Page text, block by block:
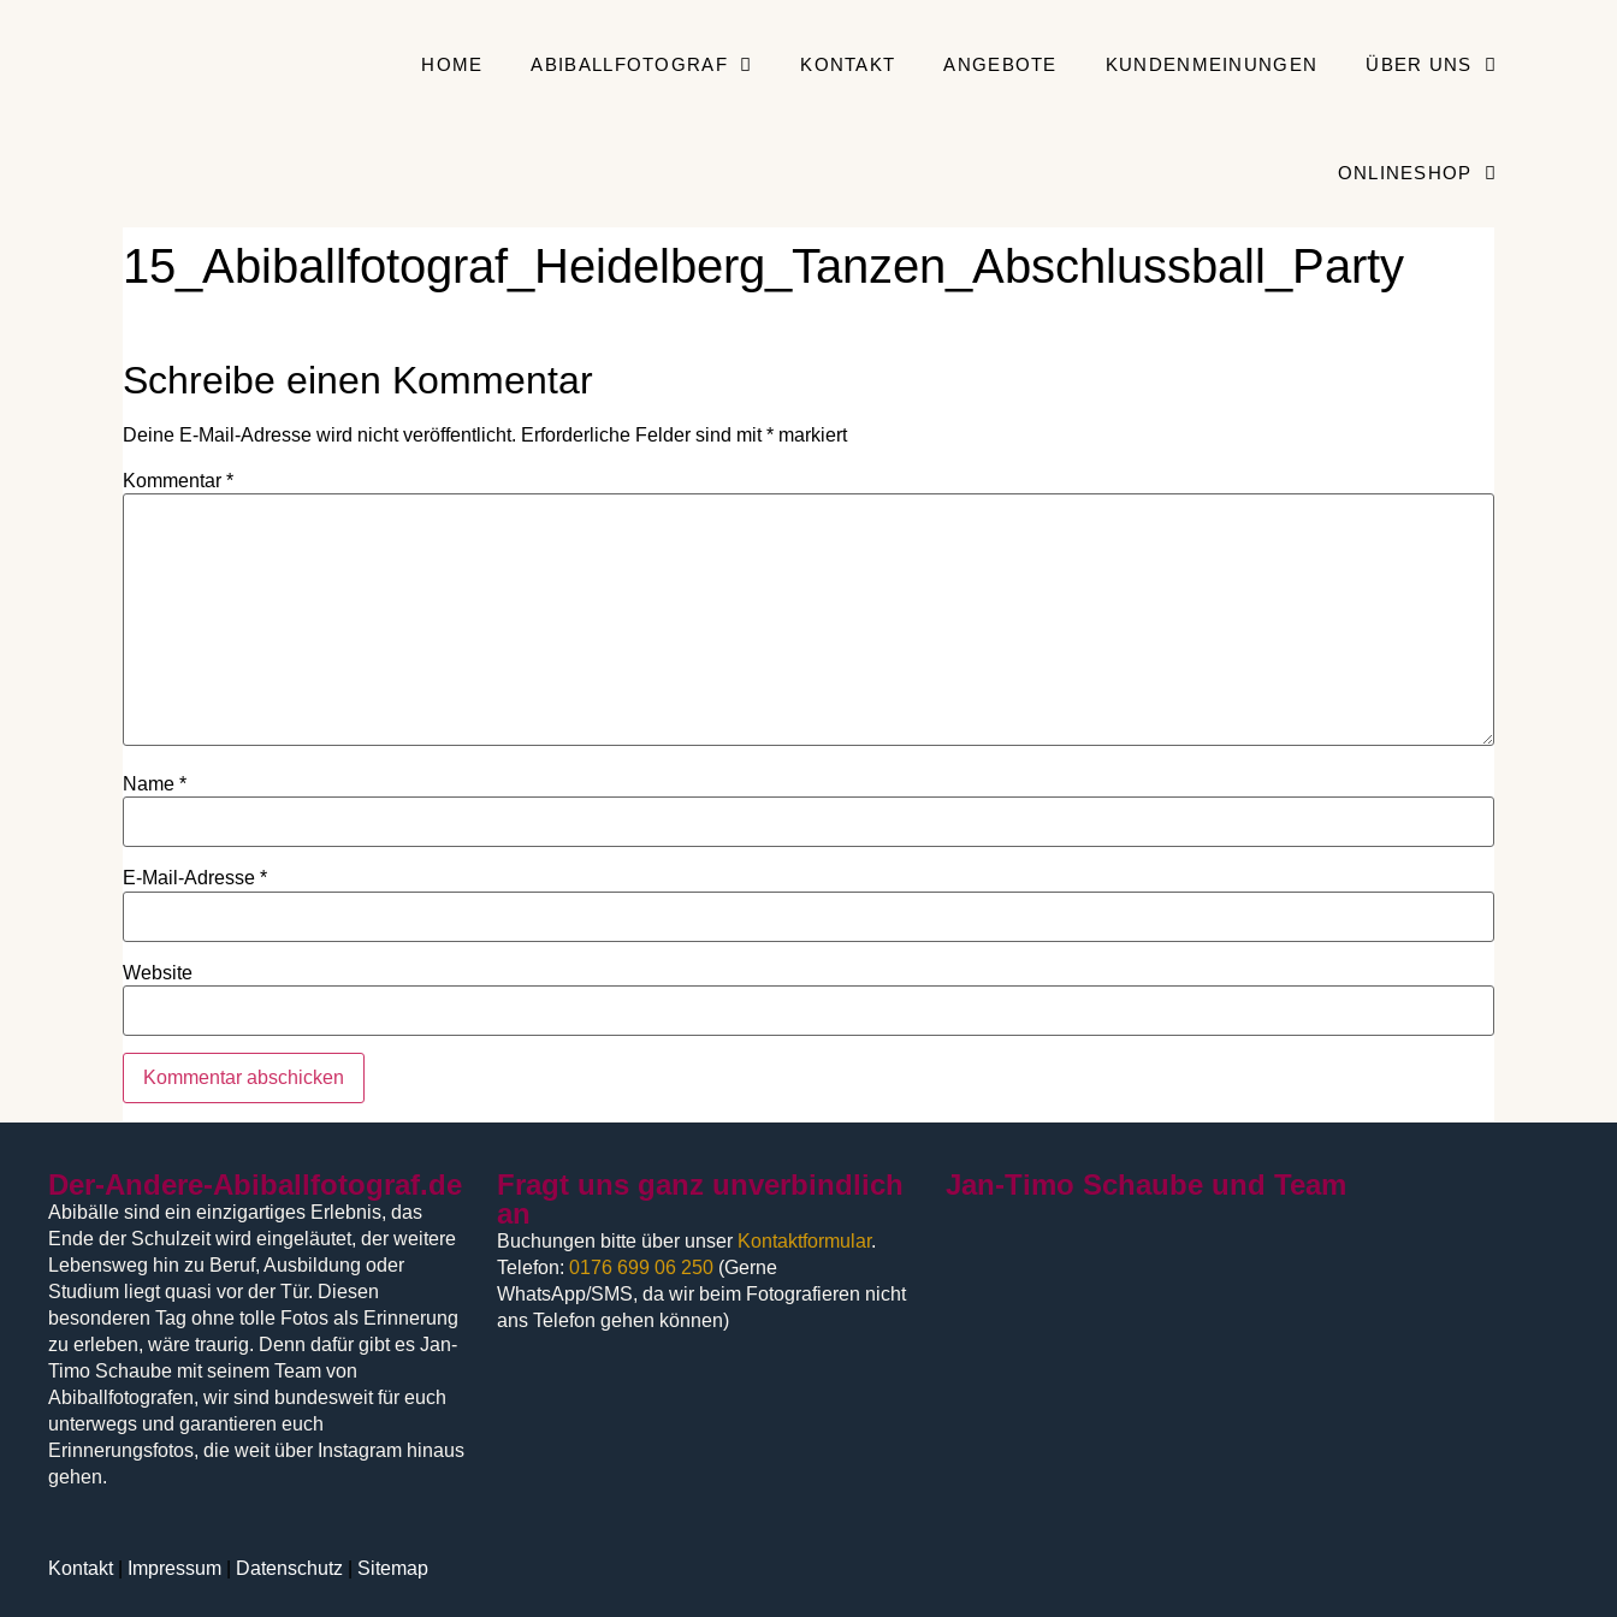
HOME ABIBALLFOTOGRAF KONTAKT ANGEBOTE KUNDENMEINUNGEN ÜBER UNS
ONLINESHOP
15_Abiballfotograf_Heidelberg_Tanzen_Abschlussball_Party
Schreibe einen Kommentar
Deine E-Mail-Adresse wird nicht veröffentlicht. Erforderliche Felder sind mit* markiert
Kommentar *
Name *
E-Mail-Adresse *
Website
Der-Andere-Abiballfotograf.de
Abibälle sind ein einzigartiges Erlebnis, das
Ende der Schulzeit wird eingeläutet, der weitere
Lebensweg hin zu Beruf, Ausbildung oder
Studium liegt quasi vor der Tür. Diesen
besonderen Tag ohne tolle Fotos als Erinnerung
zu erleben, wäre traurig. Denn dafür gibt es Jan-
Timo Schaube mit seinem Team von
Abiballfotografen, wir sind bundesweit für euch
unterwegs und garantieren euch
Erinnerungsfotos, die weit über Instagram hinaus
gehen.
Fragt uns ganz unverbindlich
an
Buchungen bitte über unser Kontaktformular.
Telefon: 0176 699 06 250(Gerne
WhatsApp/SMS, da wir beim Fotografieren nicht
ans Telefon gehen können)
Jan-Timo Schaube und Team
Kontakt| Impressum Datenschutz Sitemap